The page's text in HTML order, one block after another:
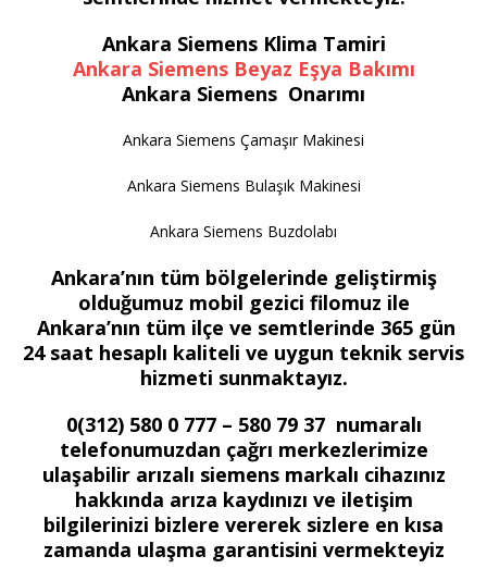
Ankara Siemens Klima Tamiri
Ankara Siemens Beyaz Eşya Bakımı
Ankara Siemens Onarımı
Ankara Siemens Çamaşır Makinesi
Ankara Siemens Bulaşık Makinesi
Ankara Siemens Buzdolabı
Ankara’nın tüm bölgelerinde geliştirmiş
olduğumuz mobil gezici filomuz ile
Ankara’nın tüm ilçe ve semtlerinde 365 gün
24 saat hesaplı kaliteli ve uygun teknik servis
hizmeti sunmaktayız.
0(312) 580 0 777 – 580 79 37 numaralı
telefonumuzdan çağrı merkezlerimize
ulaşabilir arızalı siemens markalı cihazınız
hakkında arıza kaydınızı ve iletişim
bilgilerinizi bizlere vererek sizlere en kısa
zamanda ulaşma garantisini vermekteyiz